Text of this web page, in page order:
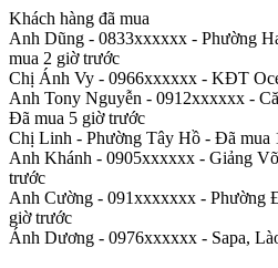
Khách hàng đã mua
Anh Dũng - 0833xxxxxx - Phường
mua 2 giờ trước
Chị Ánh Vy - 0966xxxxxx - KĐT
Anh Tony Nguyễn - 0912xxxxxx -
Đã mua 5 giờ trước
Chị Linh - Phường Tây Hồ - Đã mua
Anh Khánh - 0905xxxxxx - Giảng
trước
Anh Cường - 091xxxxxxx - Phường
giờ trước
Ánh Dương - 0976xxxxxx - Sapa,